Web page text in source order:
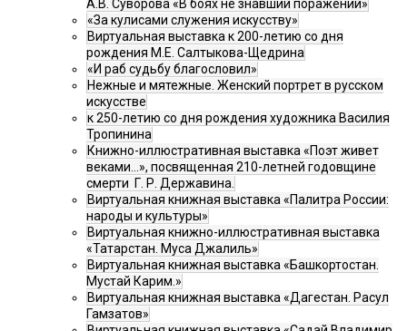
А.В. Суворова «В боях не знавший поражений»
«За кулисами служения искусству»
Виртуальная выставка к 200-летию со дня
рождения М.Е. Салтыкова-Щедрина
«И раб судьбу благословил»
Нежные и мятежные. Женский портрет в русском
искусстве
к 250-летию со дня рождения художника Василия
Тропинина
Книжно-иллюстративная выставка «Поэт живет
веками…», посвященная 210-летней годовщине
смерти Г. Р. Державина.
Виртуальная книжная выставка «Палитра России:
народы и культуры»
Виртуальная книжно-иллюстративная выставка
«Татарстан. Муса Джалиль»
Виртуальная книжная выставка «Башкортостан.
Мустай Карим.»
Виртуальная книжная выставка «Дагестан. Расул
Гамзатов»